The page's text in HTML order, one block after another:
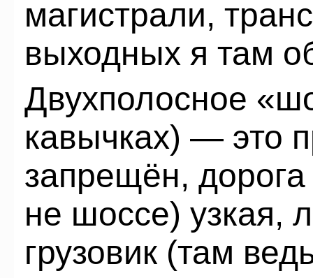
магистрали,
выходных я там
Двухполосное
кавычках) — это
запрещён, дорога
не шоссе) узкая,
грузовик (там